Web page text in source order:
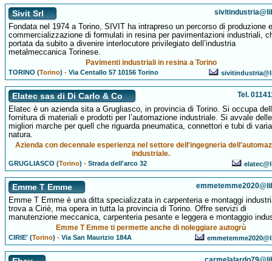
Sivit Srl
Fondata nel 1974 a Torino, SIVIT ha intrapreso un percorso di produzione e
commercializzazione di formulati in resina per pavimentazioni industriali,
portata da subito a divenire interlocutore privilegiato dell’industria
metalmeccanica Torinese.
Pavimenti industriali in resina a Torino
TORINO (Torino) -Via Centallo 57 10156 Torino
Elatec sas di Di Carlo & Co Tel.
Elatec è un azienda sita a Grugliasco, in provincia di Torino. Si occupa
fornitura di materiali e prodotti per l’automazione industriale. Si avvale delle
migliori marche per quell che riguarda pneumatica, connettori e tubi di varia
natura.
Azienda con decennale esperienza nel settore dell'ingegneria
industriale.
GRUGLIASCO (Torino) -Strada dell'arco 32
Emme T Emme
Emme T Emme è una ditta specializzata in carpenteria e montaggi
trova a Ciriè, ma opera in tutta la provincia di Torino. Offre servizi di
manutenzione meccanica, carpenteria pesante e leggera e montaggio
Emme T Emme ti permette anche di noleggiare autogrù
CIRIE' (Torino) -Via San Maurizio 184A